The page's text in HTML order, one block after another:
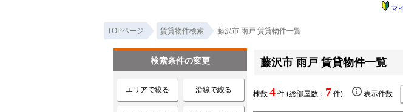
マ
TOPページ 賃貸物件検索 藤沢市 雨戸 賃貸物件一覧
藤沢市 雨戸 賃貸物件一覧
棟数 4 件 (総部屋数： 7 件) 表示件数
検索条件の変更
エリアで絞る 沿線で絞る